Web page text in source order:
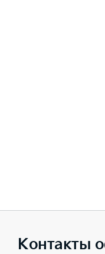
Контакты